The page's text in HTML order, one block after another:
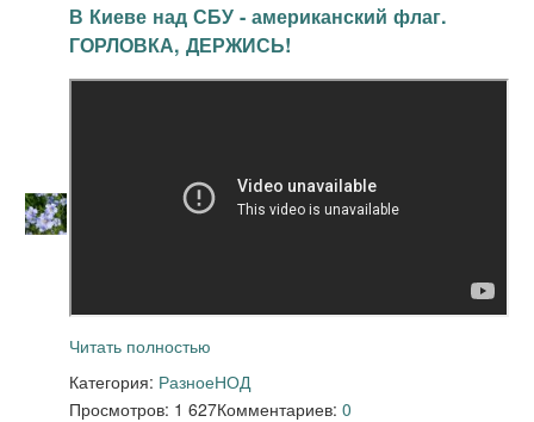
В Киеве над СБУ - американский флаг.
ГОРЛОВКА, ДЕРЖИСЬ!
Читать полностью
Категория: РазноеНОД
Просмотров: 1 627Комментариев: 0